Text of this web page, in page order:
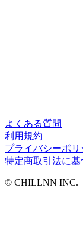
よくある質問
利用規約
プライバシーポリ
特定商取引法に基
©︎ CHILLNN INC.